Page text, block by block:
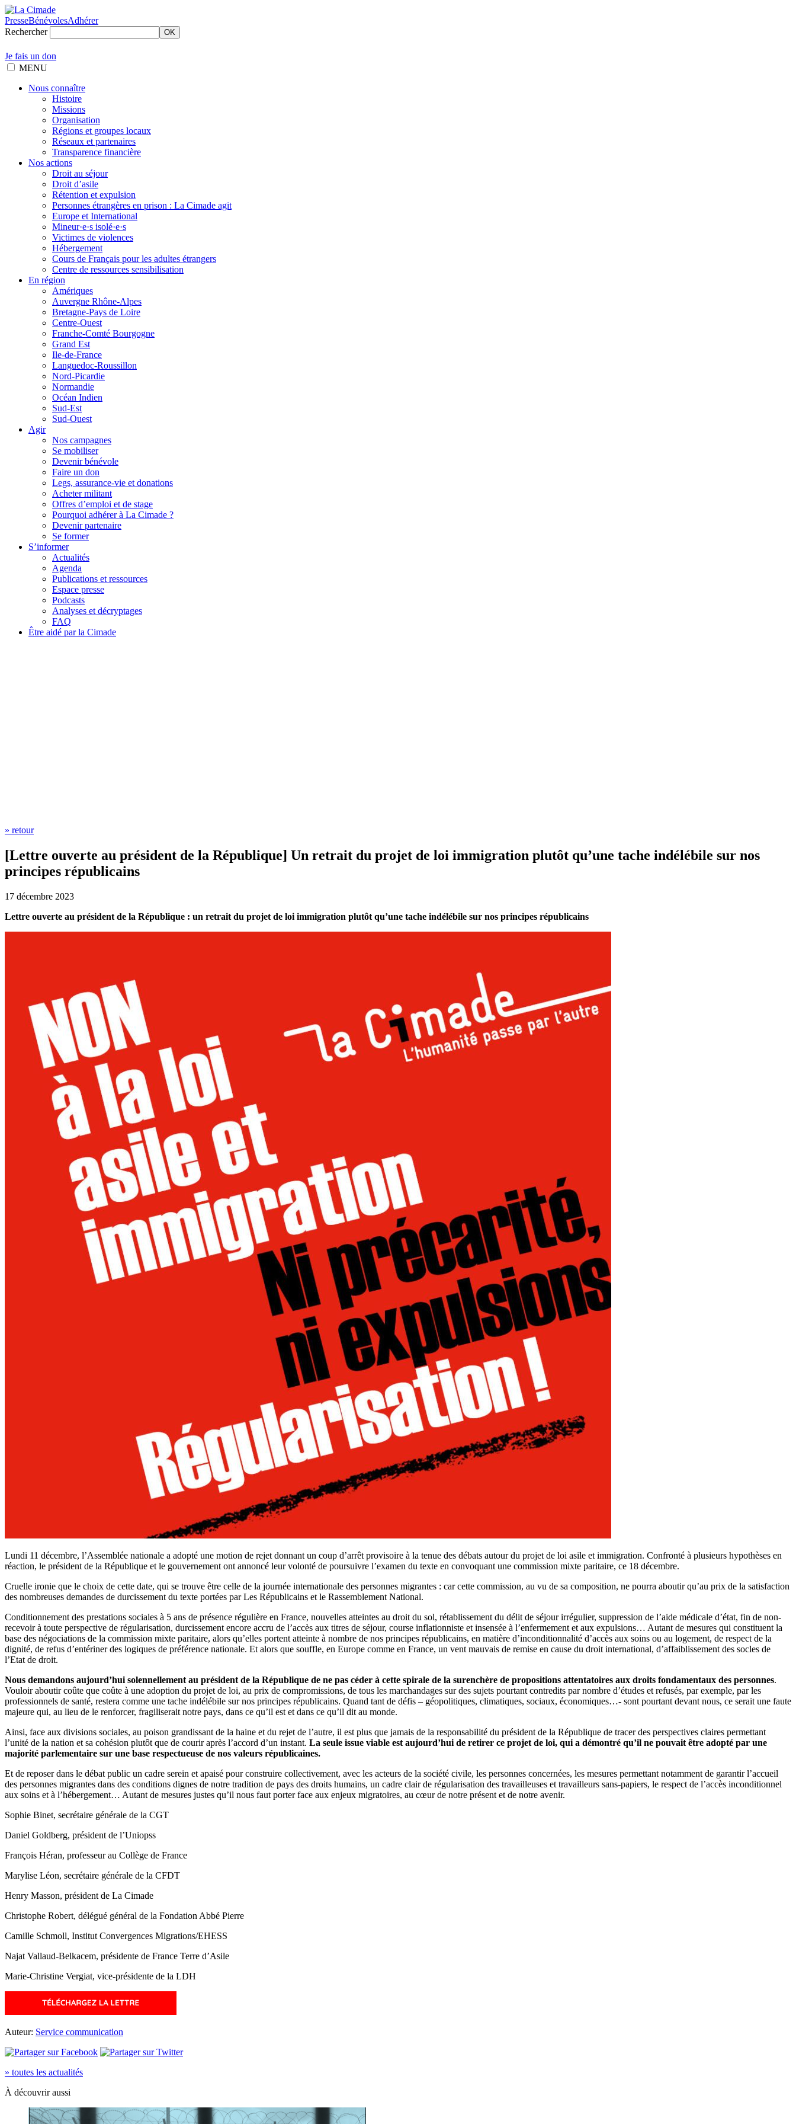
PresseBénévolesAdhérer
Rechercher
OK
Je fais un don
MENU
Nous connaître
Histoire
Missions
Organisation
Régions et groupes locaux
Réseaux et partenaires
Transparence financière
Nos actions
Droit au séjour
Droit d’asile
Rétention et expulsion
Personnes étrangères en prison : La Cimade agit
Europe et International
Mineur·e·s isolé·e·s
Victimes de violences
Hébergement
Cours de Français pour les adultes étrangers
Centre de ressources sensibilisation
En région
Amériques
Auvergne Rhône-Alpes
Bretagne-Pays de Loire
Centre-Ouest
Franche-Comté Bourgogne
Grand Est
Ile-de-France
Languedoc-Roussillon
Nord-Picardie
Normandie
Océan Indien
Sud-Est
Sud-Ouest
Agir
Nos campagnes
Se mobiliser
Devenir bénévole
Faire un don
Legs, assurance-vie et donations
Acheter militant
Offres d’emploi et de stage
Pourquoi adhérer à La Cimade ?
Devenir partenaire
Se former
S’informer
Actualités
Agenda
Publications et ressources
Espace presse
Podcasts
Analyses et décryptages
FAQ
Être aidé par la Cimade
» retour
[Lettre ouverte au président de la République] Un retrait du projet de loi immigration plutôt qu’une tache indélébile sur nos
principes républicains
17 décembre 2023
Lettre ouverte au président de la République : un retrait du projet de loi immigration plutôt qu’une tache indélébile sur nos principes républicains
Lundi 11 décembre, l’Assemblée nationale a adopté une motion de rejet donnant un coup d’arrêt provisoire à la tenue des débats autour du projet de loi asile et immigration. Confronté à plusieurs hypothèses en
réaction, le président de la République et le gouvernement ont annoncé leur volonté de poursuivre l’examen du texte en convoquant une commission mixte paritaire, ce 18 décembre.
Cruelle ironie que le choix de cette date, qui se trouve être celle de la journée internationale des personnes migrantes : car cette commission, au vu de sa composition, ne pourra aboutir qu’au prix de la satisfaction
des nombreuses demandes de durcissement du texte portées par Les Républicains et le Rassemblement National.
Conditionnement des prestations sociales à 5 ans de présence régulière en France, nouvelles atteintes au droit du sol, rétablissement du délit de séjour irrégulier, suppression de l’aide médicale d’état, fin de non-
recevoir à toute perspective de régularisation, durcissement encore accru de l’accès aux titres de séjour, course inflationniste et insensée à l’enfermement et aux expulsions… Autant de mesures qui constituent la
base des négociations de la commission mixte paritaire, alors qu’elles portent atteinte à nombre de nos principes républicains, en matière d’inconditionnalité d’accès aux soins ou au logement, de respect de la
dignité, de refus d’entériner des logiques de préférence nationale. Et alors que souffle, en Europe comme en France, un vent mauvais de remise en cause du droit international, d’affaiblissement des socles de
l’Etat de droit.
Nous demandons aujourd’hui solennellement au président de la République de ne pas céder à cette spirale de la surenchère de propositions attentatoires aux droits fondamentaux des personnes.
Vouloir aboutir coûte que coûte à une adoption du projet de loi, au prix de compromissions, de tous les marchandages sur des sujets pourtant contredits par nombre d’études et refusés, par exemple, par les
professionnels de santé, restera comme une tache indélébile sur nos principes républicains. Quand tant de défis – géopolitiques, climatiques, sociaux, économiques…- sont pourtant devant nous, ce serait une faute
majeure qui, au lieu de le renforcer, fragiliserait notre pays, dans ce qu’il est et dans ce qu’il dit au monde.
Ainsi, face aux divisions sociales, au poison grandissant de la haine et du rejet de l’autre, il est plus que jamais de la responsabilité du président de la République de tracer des perspectives claires permettant
l’unité de la nation et sa cohésion plutôt que de courir après l’accord d’un instant. La seule issue viable est aujourd’hui de retirer ce projet de loi, qui a démontré qu’il ne pouvait être adopté par une
majorité parlementaire sur une base respectueuse de nos valeurs républicaines.
Et de reposer dans le débat public un cadre serein et apaisé pour construire collectivement, avec les acteurs de la société civile, les personnes concernées, les mesures permettant notamment de garantir l’accueil
des personnes migrantes dans des conditions dignes de notre tradition de pays des droits humains, un cadre clair de régularisation des travailleuses et travailleurs sans-papiers, le respect de l’accès inconditionnel
aux soins et à l’hébergement… Autant de mesures justes qu’il nous faut porter face aux enjeux migratoires, au cœur de notre présent et de notre avenir.
Sophie Binet, secrétaire générale de la CGT
Daniel Goldberg, président de l’Uniopss
François Héran, professeur au Collège de France
Marylise Léon, secrétaire générale de la CFDT
Henry Masson, président de La Cimade
Christophe Robert, délégué général de la Fondation Abbé Pierre
Camille Schmoll, Institut Convergences Migrations/EHESS
Najat Vallaud-Belkacem, présidente de France Terre d’Asile
Marie-Christine Vergiat, vice-présidente de la LDH
Auteur: Service communication
» toutes les actualités
À découvrir aussi